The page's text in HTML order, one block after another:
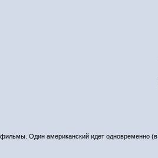
фильмы. Один американский идет одновременно (в